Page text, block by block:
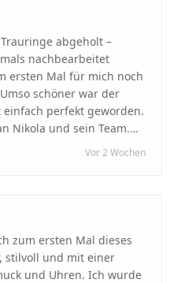
abgeholt –
nachbearbeitet
ersten Mal für mich noch
schöner war der
perfekt geworden.
Nikola und sein Team.
wir jedes Mal
am Herzen liegen.
schätzt, ist hier genau
Vor 2 Wochen
zum ersten Mal dieses
stilvoll und mit einer
und Uhren. Ich wurde